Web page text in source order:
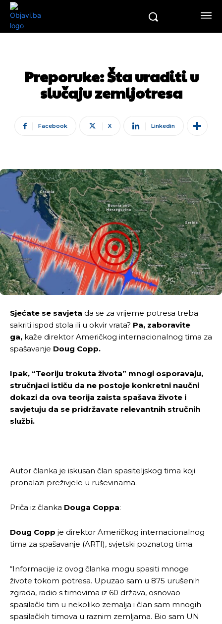
Preporuke: Šta uraditi u
slučaju zemljotresa
Facebook X Linkedin
Sjećate se savjeta da se za vrijeme potresa treba
sakriti ispod stola ili u okvir vrata? Pa, zaboravite
ga, kaže direktor Američkog internacionalnog tima za
spašavanje Doug Copp.
Ipak, “Teoriju trokuta života” mnogi osporavaju,
stručnjaci ističu da ne postoje konkretni naučni
dokazi da ova teorija zaista spašava živote i
savjetuju da se pridržavate relevantnih stručnih
službi.
Autor članka je iskusan član spasiteljskog tima koji
pronalazi preživjele u ruševinama.
Priča iz članka Douga Coppa:
Doug Copp je direktor Američkog internacionalnog
tima za spašavanje (ARTI), svjetski poznatog tima.
“Informacije iz ovog članka mogu spasiti mnoge
živote tokom potresa. Upuzao sam u 875 urušenih
zgrada, radio s timovima iz 60 država, osnovao
spasilački tim u nekoliko zemalja i član sam mnogih
spasilačkih timova u raznim zemljama. Bio sam UN